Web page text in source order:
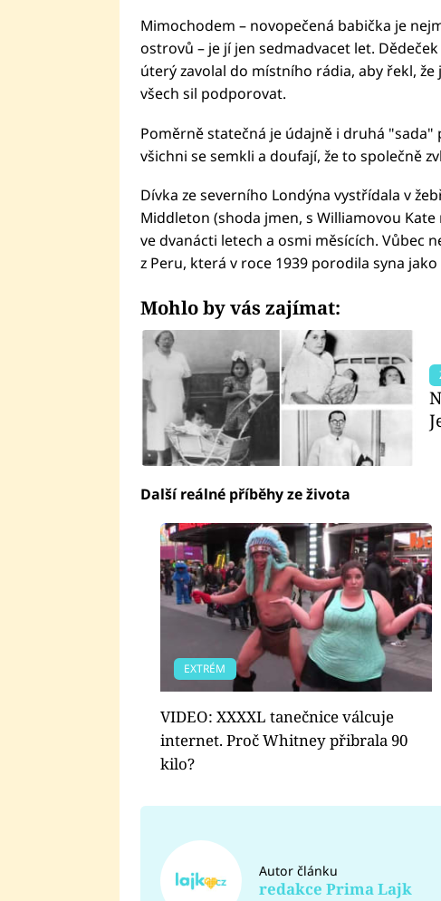
Mimochodem – novopečená babička je
ostrovů – je jí jen sedmadvacet let.
úterý zavolal do místního rádia, aby řekl,
všech sil podporovat.
Poměrně statečná je údajně i druhá "sada"
všichni se semkli a doufají, že to společně
Dívka ze severního Londýna vystřídala v
Middleton (shoda jmen, s Williamovou
ve dvanácti letech a osmi měsících. Vůbec
z Peru, která v roce 1939 porodila syna
Mohlo by vás zajímat:
Další reálné příběhy ze života
EXTRÉM
VIDEO: XXXXL tanečnice válcuje
internet. Proč Whitney přibrala 90
kilo?
Autor článku
redakce Prima Lajk